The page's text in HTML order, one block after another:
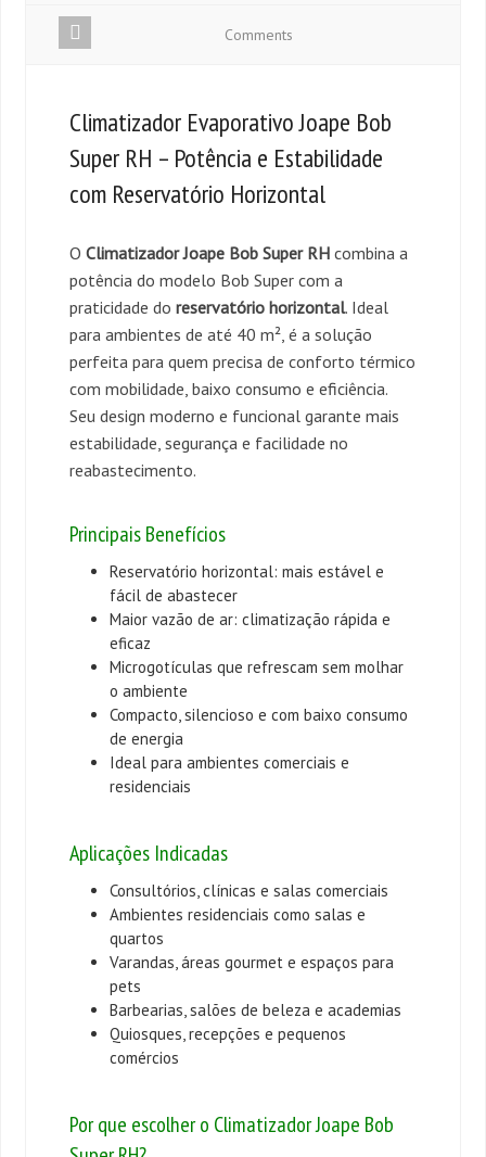
Comments
Climatizador Evaporativo Joape Bob
Super RH – Potência e Estabilidade
com Reservatório Horizontal
OClimatizador Joape Bob Super RH combina a
potência do modelo Bob Super com a
praticidade doreservatório horizontal. Ideal
para ambientes de até 40 m², é a solução
perfeita para quem precisa de conforto térmico
com mobilidade, baixo consumo e eficiência.
Seu design moderno e funcional garante mais
estabilidade, segurança e facilidade no
reabastecimento.
Principais Benefícios
Reservatório horizontal: mais estável e
fácil de abastecer
Maior vazão de ar: climatização rápida e
eficaz
Microgotículas que refrescam sem molhar
o ambiente
Compacto, silencioso e com baixo consumo
de energia
Ideal para ambientes comerciais e
residenciais
Aplicações Indicadas
Consultórios, clínicas e salas comerciais
Ambientes residenciais como salas e
quartos
Varandas, áreas gourmet e espaços para
pets
Barbearias, salões de beleza e academias
Quiosques, recepções e pequenos
comércios
Por que escolher o Climatizador Joape Bob